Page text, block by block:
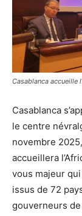
Casablanca accueille
Casablanca
le centre
novembre
accueillera
vous majeur
issus de 72
gouverneurs